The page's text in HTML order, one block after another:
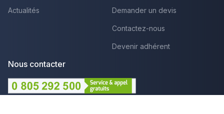
Actualités Demander un devis
Contactez-nous
Devenir adhérent
Nous contacter